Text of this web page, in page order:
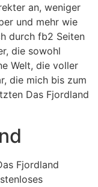
an, weniger
und mehr wie
durch fb2 Seiten
die sowohl
Welt, die voller
die mich bis zum
Das Fjordland
Fjordland